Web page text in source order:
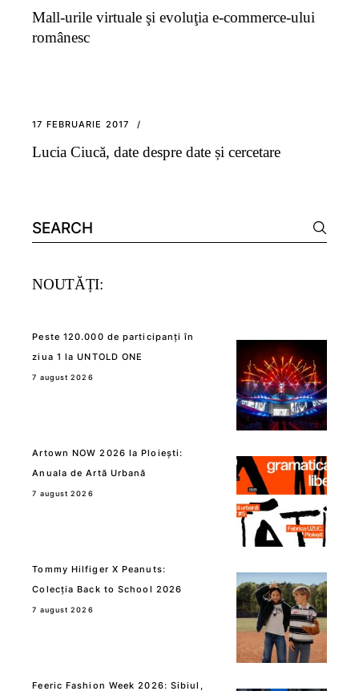
Mall-urile virtuale şi evoluţia e-commerce-ului
românesc
17 FEBRUARIE 2017
Lucia Ciucă, date despre date și cercetare
Search
for:
NOUTĂȚI:
Peste 120.000 de participanți în
ziua 1 la UNTOLD ONE
7 august 2026
Artown NOW 2026 la Ploiești:
Anuala de Artă Urbană
7 august 2026
Tommy Hilfiger X Peanuts:
Colecția Back to School 2026
7 august 2026
Feeric Fashion Week 2026: Sibiul,